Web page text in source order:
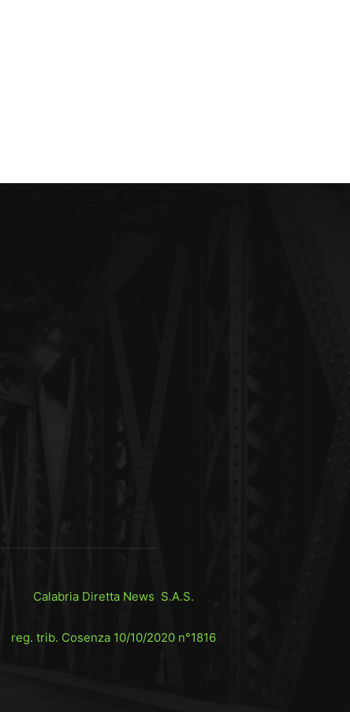
Calabria Diretta News S.A.S.
reg. trib. Cosenza 10/10/2020 n°1816